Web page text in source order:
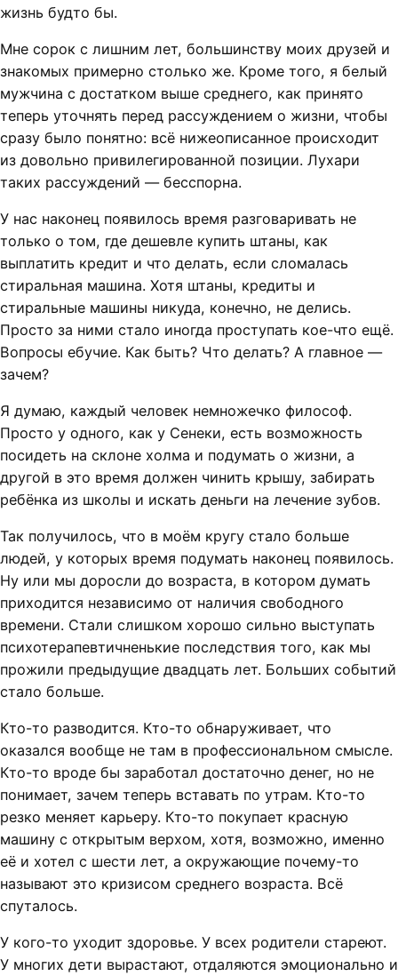
жизнь будто бы.
Мне сорок с лишним лет, большинству моих друзей и
знакомых примерно столько же. Кроме того, я белый
мужчина с достатком выше среднего, как принято
теперь уточнять перед рассуждением о жизни, чтобы
сразу было понятно: всё нижеописанное происходит
из довольно привилегированной позиции. Лухари
таких рассуждений — бесспорна.
У нас наконец появилось время разговаривать не
только о том, где дешевле купить штаны, как
выплатить кредит и что делать, если сломалась
стиральная машина. Хотя штаны, кредиты и
стиральные машины никуда, конечно, не делись.
Просто за ними стало иногда проступать кое-что ещё.
Вопросы ебучие. Как быть? Что делать? А главное —
зачем?
Я думаю, каждый человек немножечко философ.
Просто у одного, как у Сенеки, есть возможность
посидеть на склоне холма и подумать о жизни, а
другой в это время должен чинить крышу, забирать
ребёнка из школы и искать деньги на лечение зубов.
Так получилось, что в моём кругу стало больше
людей, у которых время подумать наконец появилось.
Ну или мы доросли до возраста, в котором думать
приходится независимо от наличия свободного
времени. Стали слишком хорошо сильно выступать
психотерапевтичненькие последствия того, как мы
прожили предыдущие двадцать лет. Больших событий
стало больше.
Кто-то разводится. Кто-то обнаруживает, что
оказался вообще не там в профессиональном смысле.
Кто-то вроде бы заработал достаточно денег, но не
понимает, зачем теперь вставать по утрам. Кто-то
резко меняет карьеру. Кто-то покупает красную
машину с открытым верхом, хотя, возможно, именно
её и хотел с шести лет, а окружающие почему-то
называют это кризисом среднего возраста. Всё
спуталось.
У кого-то уходит здоровье. У всех родители стареют.
У многих дети вырастают, отдаляются эмоционально и